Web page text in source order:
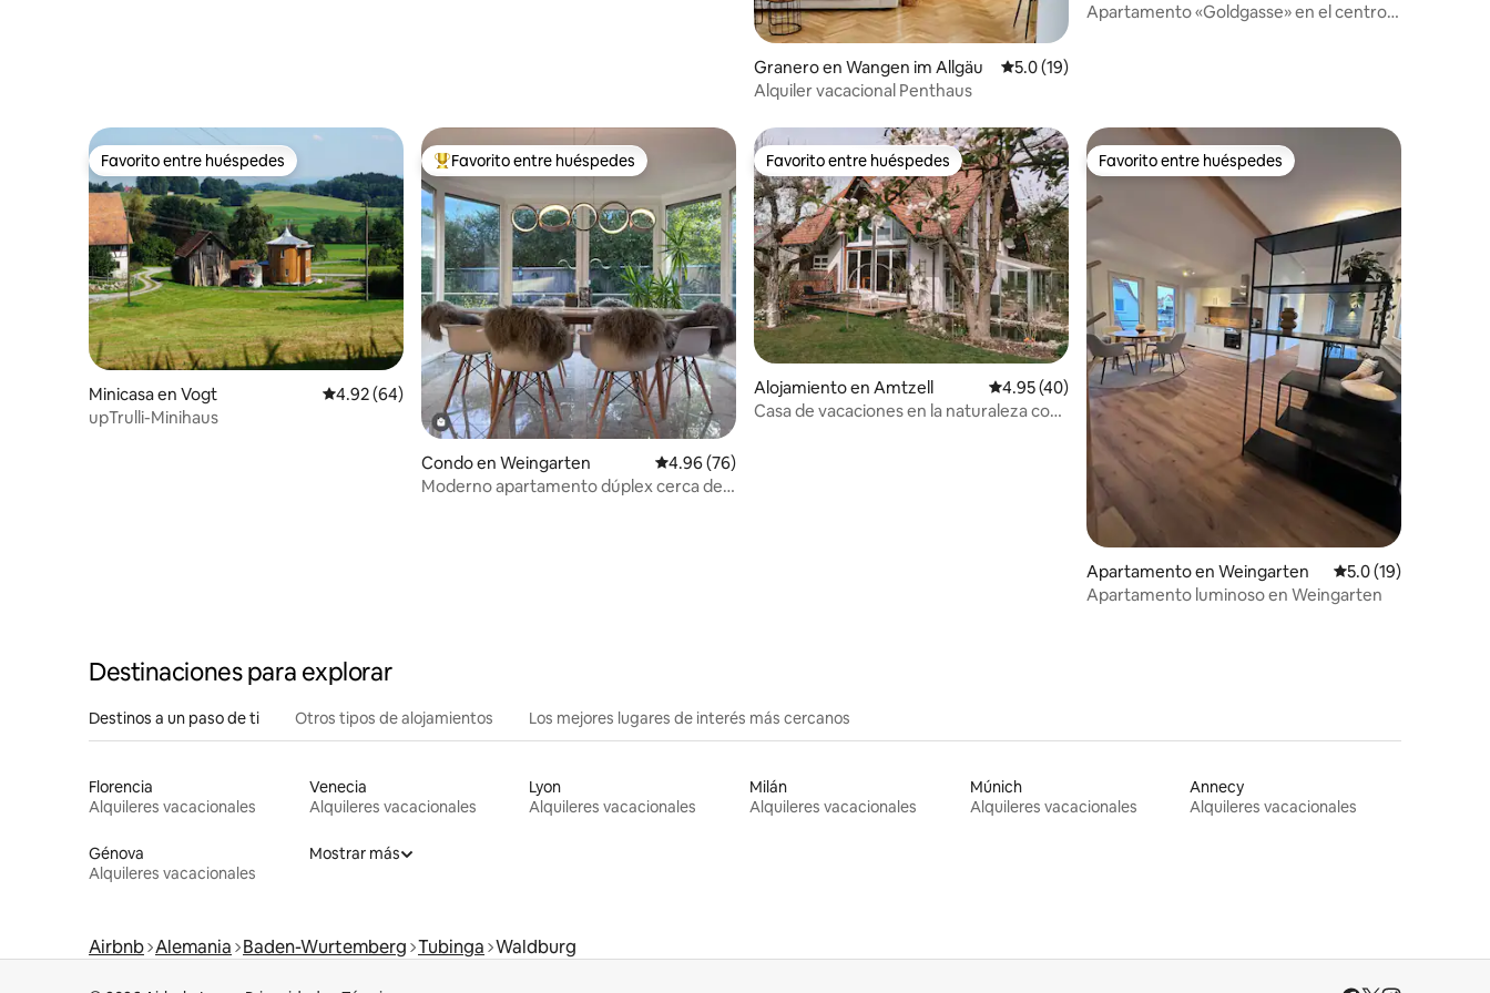
Granero en Wangen im Allgäu Calificación promedio: 5.0 de 5, 19 reseñas
5.0 (19)
Alquiler vacacional Penthaus
Apartamento «Goldgasse» en el centro
Favorito entre huéspedes
Favorito entre huéspedes
Minicasa en Vogt Calificación promedio: 4.92 de 5, 64 reseñas
4.92 (64)
upTrulli-Minihaus
Favorito entre huéspedes preferido
Favorito entre huéspedes
Condo en Weingarten Calificación promedio: 4.96 de 5, 76 reseñas
4.96 (76)
Moderno apartamento dúplex cerca del
Favorito entre huéspedes
Favorito entre huéspedes
Alojamiento en Amtzell Calificación promedio: 4.95 de 5, 40 reseñas
4.95 (40)
Casa de vacaciones en la naturaleza con
Favorito entre huéspedes
Favorito entre huéspedes
Apartamento en Weingarten Calificación
5.0 (19)
Apartamento luminoso en Weingarten
Destinaciones para explorar
Destinos a un paso de ti Otros tipos de alojamientos Los mejores lugares de interés más cercanos
Florencia
Alquileres vacacionales
Venecia
Alquileres vacacionales
Lyon
Alquileres vacacionales
Milán
Alquileres vacacionales
Múnich
Alquileres vacacionales
Annecy
Alquileres vacacionales
Génova
Alquileres vacacionales
Mostrar más
Airbnb Alemania Baden-Wurtemberg Tubinga Waldburg